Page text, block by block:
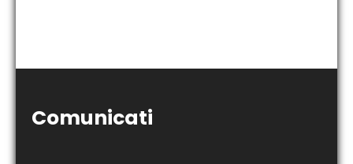
Comunicati